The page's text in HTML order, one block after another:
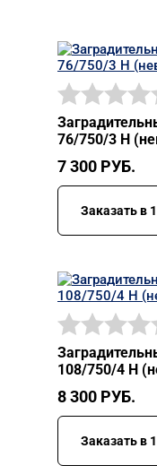
76/750/3 Н
7 300 РУБ.
Заказать в
108/750/4 Н
8 300 РУБ.
Заказать в